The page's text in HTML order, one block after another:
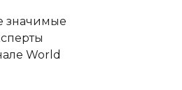
значимые
World